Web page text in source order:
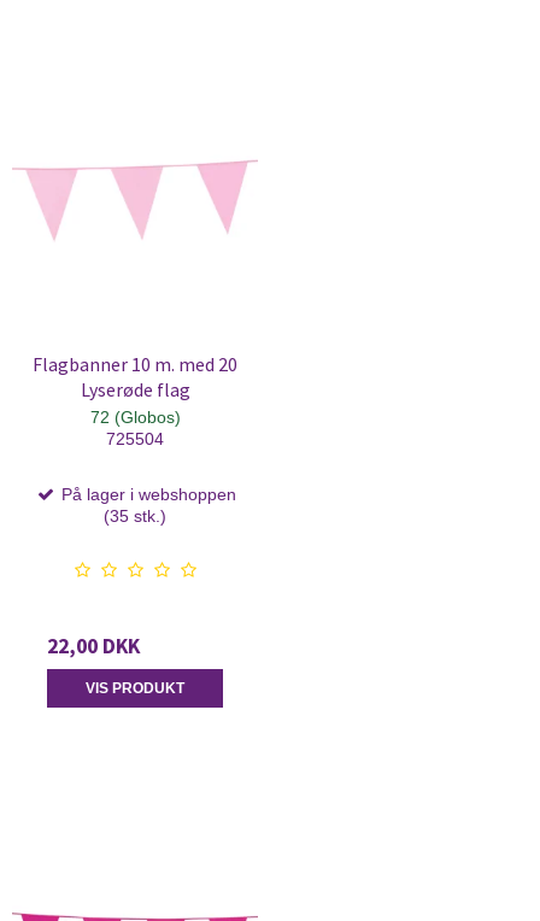
Flagbanner 10 m. med 20
Lyserøde flag
72 (Globos)
725504
På lager i webshoppen
(35 stk.)
22,00 DKK
VIS PRODUKT